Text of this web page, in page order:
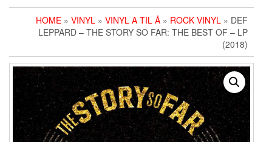
HOME » VINYL » VINYL A TIL Å » ROCK VINYL » DEF
LEPPARD ‎– THE STORY SO FAR: THE BEST OF – LP
(2018)